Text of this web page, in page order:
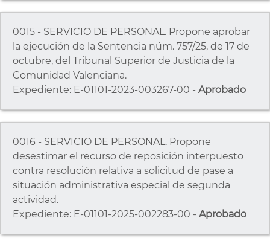
0015 - SERVICIO DE PERSONAL. Propone aprobar
la ejecución de la Sentencia núm. 757/25, de 17 de
octubre, del Tribunal Superior de Justicia de la
Comunidad Valenciana.
Expediente: E-01101-2023-003267-00 - Aprobado
0016 - SERVICIO DE PERSONAL. Propone
desestimar el recurso de reposición interpuesto
contra resolución relativa a solicitud de pase a
situación administrativa especial de segunda
actividad.
Expediente: E-01101-2025-002283-00 - Aprobado